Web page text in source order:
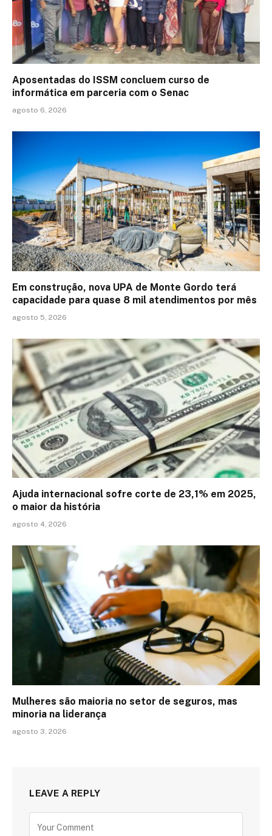
Aposentadas do ISSM concluem curso de
informática em parceria com o Senac
agosto 6, 2026
Em construção, nova UPA de Monte Gordo terá
capacidade para quase 8 mil atendimentos por mês
agosto 5, 2026
Ajuda internacional sofre corte de 23,1% em 2025,
o maior da história
agosto 4, 2026
Mulheres são maioria no setor de seguros, mas
minoria na liderança
agosto 3, 2026
LEAVE A REPLY